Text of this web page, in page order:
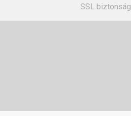
SSL biztonság